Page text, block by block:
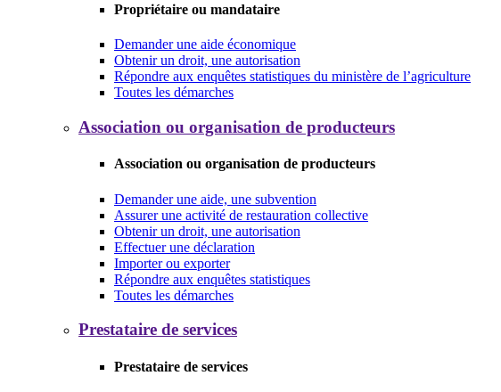
Propriétaire ou mandataire
Demander une aide économique
Obtenir un droit, une autorisation
Répondre aux enquêtes statistiques du ministère de l’agriculture
Toutes les démarches
Association ou organisation de producteurs
Association ou organisation de producteurs
Demander une aide, une subvention
Assurer une activité de restauration collective
Obtenir un droit, une autorisation
Effectuer une déclaration
Importer ou exporter
Répondre aux enquêtes statistiques
Toutes les démarches
Prestataire de services
Prestataire de services